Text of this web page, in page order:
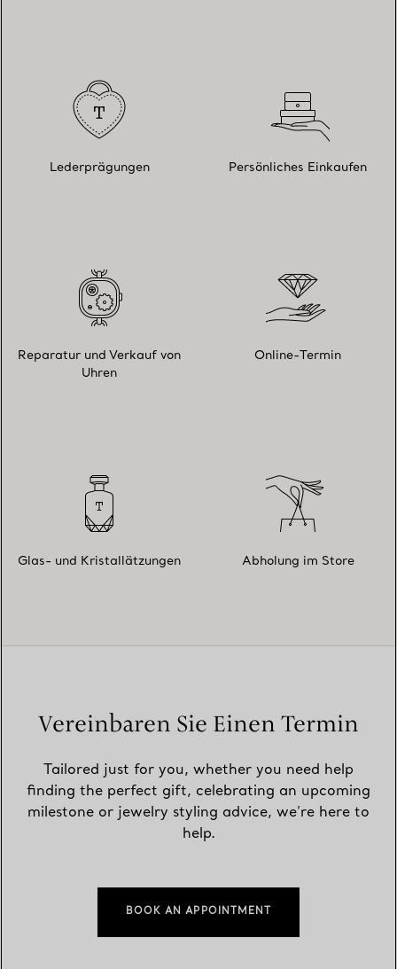
Lederprägungen Persönliches Einkaufen
Reparatur und Verkauf von
Uhren
Online-Termin
Glas- und Kristallätzungen Abholung im Store
Vereinbaren Sie Einen Termin
Tailored just for you, whether you need help
finding the perfect gift, celebrating an upcoming
milestone or jewelry styling advice, we’re here to
help.
BOOK AN APPOINTMENT